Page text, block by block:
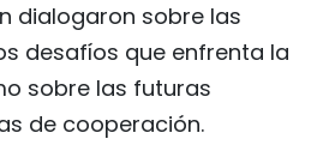
dialogaron sobre las
desafíos que enfrenta la
sobre las futuras
de cooperación.